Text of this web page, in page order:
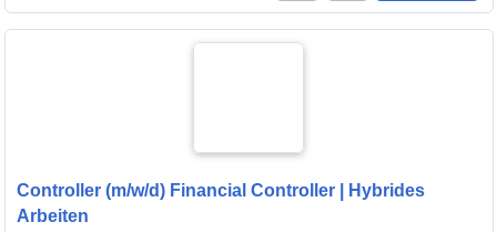
Controller (m/w/d) Financial Controller | Hybrides
Arbeiten